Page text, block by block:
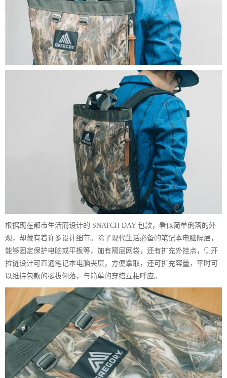
根据现在都市生活而设计的 SNATCH DAY 包款，看似简单俐落的外
观，却藏有着许多设计细节。除了现代生活必备的笔记本电脑隔层，
能够固定保护电脑或平板等，加有隔层网袋，还有扩充外挂点，侧开
拉链设计可直通笔记本电脑夹层，方便拿取，还可扩充容量，平时可
以维持包款的挺拔俐落，与简单的穿搭互相呼应。